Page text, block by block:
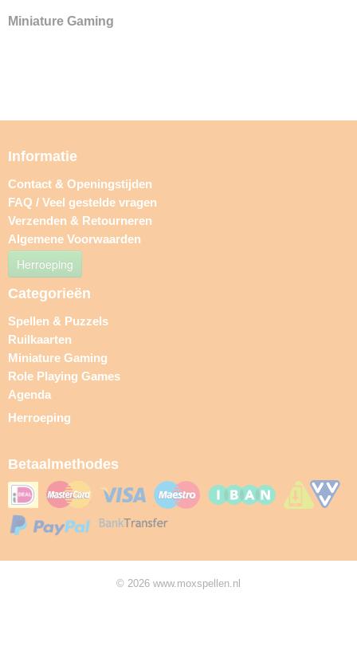
Miniature Gaming
Informatie
Contact & Openingstijden
FAQ / Veel gestelde vragen
Verzenden & Retourneren
Algemene Voorwaarden
Herroeping
Categorieën
Spellen & Puzzels
Ruilkaarten
Miniature Gaming
Role Playing Games
Agenda
Herroeping
Betaalmethodes
© 2026 www.moxspellen.nl